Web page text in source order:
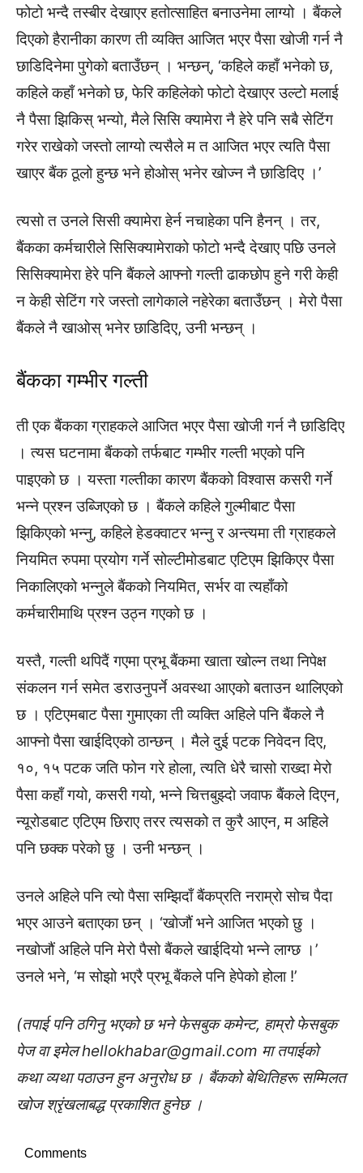
फोटो भन्दै तस्बीर देखाएर हतोत्साहित बनाउनेमा लाग्यो । बैंकले
दिएको हैरानीका कारण ती व्यक्ति आजित भएर पैसा खोजी गर्न नै
छाडिदिनेमा पुगेको बताउँछन् । भन्छन्, ‘कहिले कहाँ भनेको छ,
कहिले कहाँ भनेको छ, फेरि कहिलेको फोटो देखाएर उल्टो मलाई
नै पैसा झिकिस् भन्यो, मैले सिसि क्यामेरा नै हेरे पनि सबै सेटिंग
गरेर राखेको जस्तो लाग्यो त्यसैले म त आजित भएर त्यति पैसा
खाएर बैंक ठूलो हुन्छ भने होओस् भनेर खोज्न नै छाडिदिए ।’
त्यसो त उनले सिसी क्यामेरा हेर्न नचाहेका पनि हैनन् । तर,
बैंकका कर्मचारीले सिसिक्यामेराको फोटो भन्दै देखाए पछि उनले
सिसिक्यामेरा हेरे पनि बैंकले आफ्नो गल्ती ढाकछोप हुने गरी केही
न केही सेटिंग गरे जस्तो लागेकाले नहेरेका बताउँछन् । मेरो पैसा
बैंकले नै खाओस् भनेर छाडिदिए, उनी भन्छन् ।
बैंकका गम्भीर गल्ती
ती एक बैंकका ग्राहकले आजित भएर पैसा खोजी गर्न नै छाडिदिए
। त्यस घटनामा बैंकको तर्फबाट गम्भीर गल्ती भएको पनि
पाइएको छ । यस्ता गल्तीका कारण बैंकको विश्वास कसरी गर्ने
भन्ने प्रश्न उब्जिएको छ । बैंकले कहिले गुल्मीबाट पैसा
झिकिएको भन्नु, कहिले हेडक्वाटर भन्नु र अन्त्यमा ती ग्राहकले
नियमित रुपमा प्रयोग गर्ने सोल्टीमोडबाट एटिएम झिकिएर पैसा
निकालिएको भन्नुले बैंकको नियमित, सर्भर वा त्यहाँको
कर्मचारीमाथि प्रश्न उठ्न गएको छ ।
यस्तै, गल्ती थपिदैं गएमा प्रभू बैंकमा खाता खोल्न तथा निपेक्ष
संकलन गर्न समेत डराउनुपर्ने अवस्था आएको बताउन थालिएको
छ । एटिएमबाट पैसा गुमाएका ती व्यक्ति अहिले पनि बैंकले नै
आफ्नो पैसा खाईदिएको ठान्छन् । मैले दुई पटक निवेदन दिए,
१०, १५ पटक जति फोन गरे होला, त्यति धेरै चासो राख्दा मेरो
पैसा कहाँ गयो, कसरी गयो, भन्ने चित्तबुझ्दो जवाफ बैंकले दिएन,
न्यूरोडबाट एटिएम छिराए तरर त्यसको त कुरै आएन, म अहिले
पनि छक्क परेको छु । उनी भन्छन् ।
उनले अहिले पनि त्यो पैसा सम्झिदाँ बैंकप्रति नराम्रो सोच पैदा
भएर आउने बताएका छन् । ‘खोजौं भने आजित भएको छु ।
नखोजौं अहिले पनि मेरो पैसो बैंकले खाईदियो भन्ने लाग्छ ।’
उनले भने, ‘म सोझो भएरै प्रभू बैंकले पनि हेपेको होला !’
(तपाई पनि ठगिनु भएको छ भने फेसबुक कमेन्ट, हाम्रो फेसबुक
पेज वा इमेलhellokhabar@gmail.com मा तपाईको
कथा व्यथा पठाउन हुन अनुरोध छ । बैंकको बेथितिहरू सम्मिलत
खोज श्रृंखलाबद्ध प्रकाशित हुनेछ ।
Comments